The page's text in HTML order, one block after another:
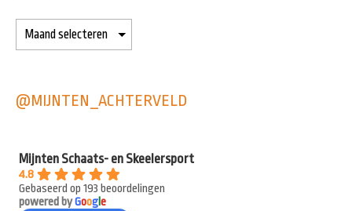
@MIJNTEN_ACHTERVELD
Mijnten Schaats- en Skeelersport
4.8
Gebaseerd op 193 beoordelingen
powered byGoogle